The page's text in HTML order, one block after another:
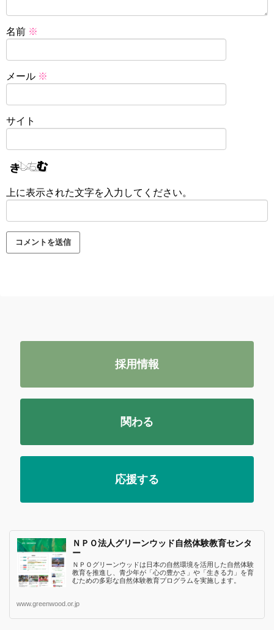
名前 ※
メール ※
サイト
上に表示された文字を入力してください。
採用情報
関わる
応援する
ＮＰＯ法人グリーンウッド自然体験教育センタ
ー
ＮＰＯグリーンウッドは日本の自然環境を活用した自然体験
教育を推進し、青少年が「心の豊かさ」や「生きる力」を育
むための多彩な自然体験教育プログラムを実施します。
www.greenwood.or.jp